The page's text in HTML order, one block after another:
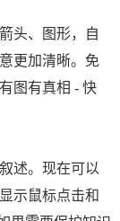
头、图形，自
更加清晰。免
图有真相 - 快
述。现在可以
示鼠标点击和